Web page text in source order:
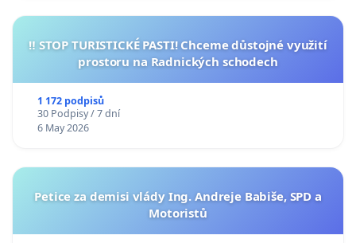
‼️ STOP TURISTICKÉ PASTI! Chceme důstojné využití
prostoru na Radnických schodech
1 172 podpisů
30 Podpisy / 7 dní
6 May 2026
Petice za demisi vlády Ing. Andreje Babiše, SPD a
Motoristů